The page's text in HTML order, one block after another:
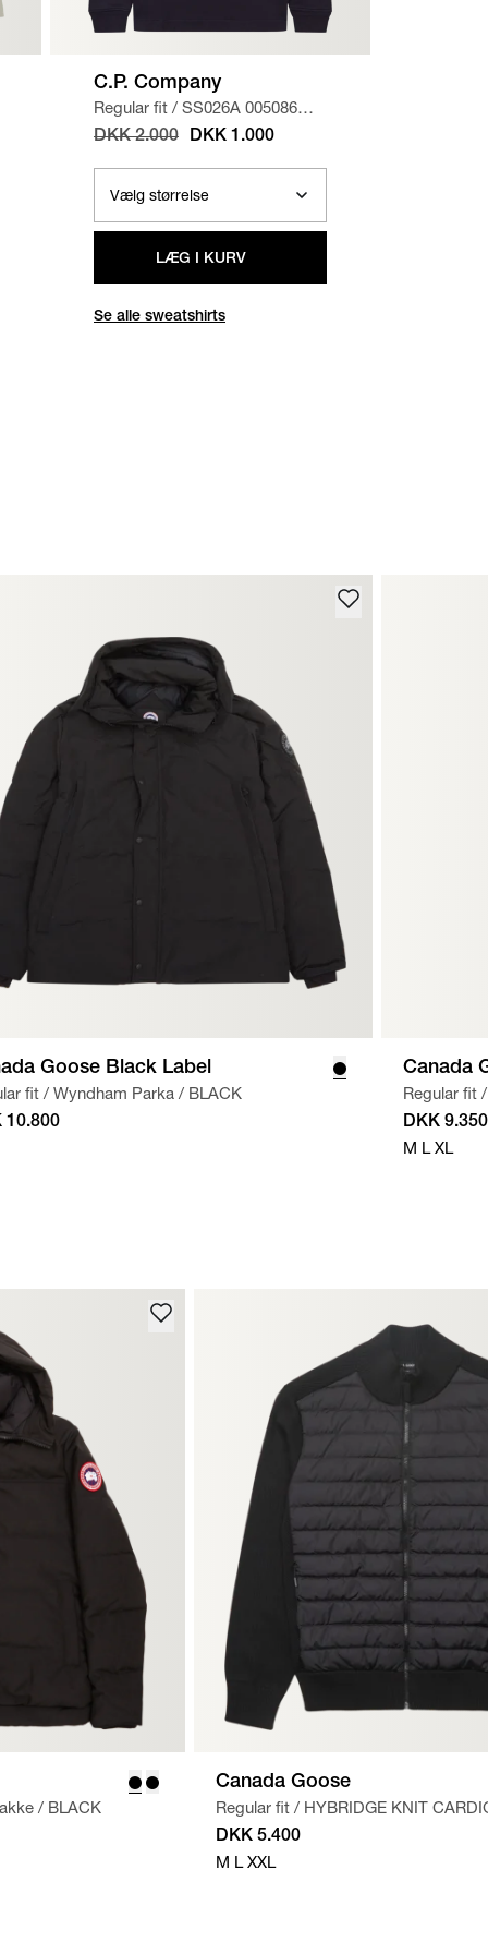
C.P. Company
Regular fit / SS026A 005086W
SWEATSHIRT / NAVY
DKK 2.000 DKK 1.000
LÆG I KURV
Se alle sweatshirts
Goose Black Label
fit / Wyndham Parka / BLACK
10.800
Canada
Regular fit /
DKK 9.350
M L XL
/ BLACK
Canada Goose
Regular fit / HYBRIDGE KNIT
DKK 5.400
M L XXL